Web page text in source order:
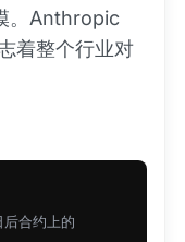
。Anthropic
着整个行业对
合约上的